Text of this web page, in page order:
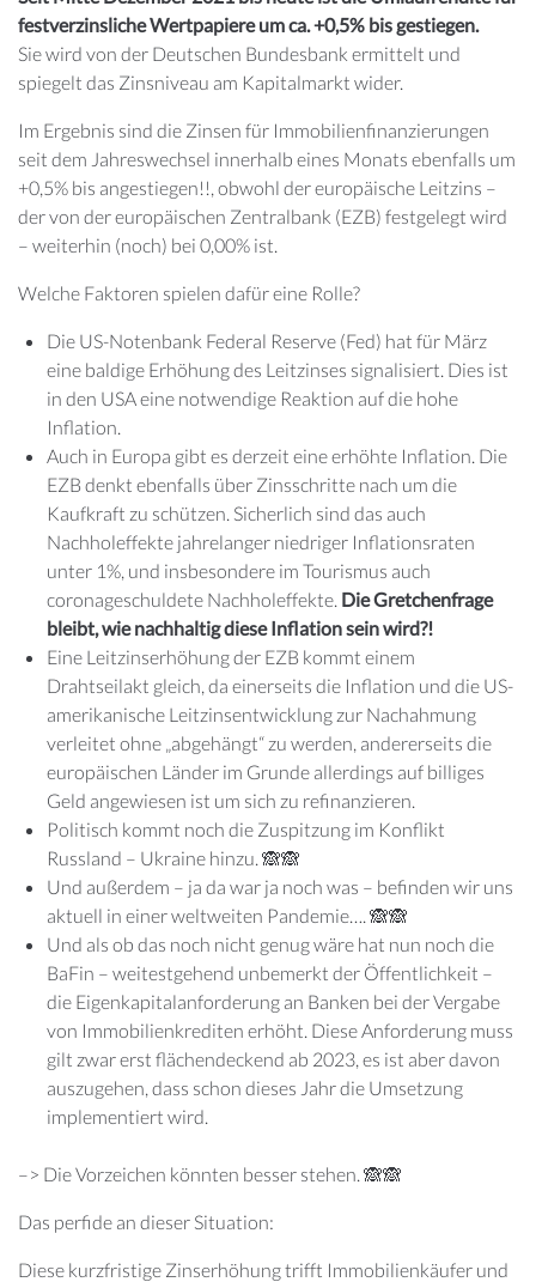
festverzinsliche Wertpapiere um ca. +0,5% bis gestiegen.
Sie wird von der Deutschen Bundesbank ermittelt und
spiegelt das Zinsniveau am Kapitalmarkt wider.
Im Ergebnis sind die Zinsen für Immobilienfinanzierungen
seit dem Jahreswechsel innerhalb eines Monats ebenfalls um
+0,5% bis angestiegen!!, obwohl der europäische Leitzins –
der von der europäischen Zentralbank (EZB) festgelegt wird
– weiterhin (noch) bei 0,00% ist.
Welche Faktoren spielen dafür eine Rolle?
Die US-Notenbank Federal Reserve (Fed) hat für März
eine baldige Erhöhung des Leitzinses signalisiert. Dies ist
in den USA eine notwendige Reaktion auf die hohe
Inflation.
Auch in Europa gibt es derzeit eine erhöhte Inflation. Die
EZB denkt ebenfalls über Zinsschritte nach um die
Kaufkraft zu schützen. Sicherlich sind das auch
Nachholeffekte jahrelanger niedriger Inflationsraten
unter 1%, und insbesondere im Tourismus auch
coronageschuldete Nachholeffekte. Die Gretchenfrage
bleibt, wie nachhaltig diese Inflation sein wird?!
Eine Leitzinserhöhung der EZB kommt einem
Drahtseilakt gleich, da einerseits die Inflation und die US-
amerikanische Leitzinsentwicklung zur Nachahmung
verleitet ohne „abgehängt“ zu werden, andererseits die
europäischen Länder im Grunde allerdings auf billiges
Geld angewiesen ist um sich zu refinanzieren.
Politisch kommt noch die Zuspitzung im Konflikt
Russland – Ukraine hinzu. 🙈🙈
Und außerdem – ja da war ja noch was – befinden wir uns
aktuell in einer weltweiten Pandemie…. 🙈🙈
Und als ob das noch nicht genug wäre hat nun noch die
BaFin – weitestgehend unbemerkt der Öffentlichkeit –
die Eigenkapitalanforderung an Banken bei der Vergabe
von Immobilienkrediten erhöht. Diese Anforderung muss
gilt zwar erst flächendeckend ab 2023, es ist aber davon
auszugehen, dass schon dieses Jahr die Umsetzung
implementiert wird.
–> Die Vorzeichen könnten besser stehen. 🙈🙈
Das perfide an dieser Situation:
Diese kurzfristige Zinserhöhung trifft Immobilienkäufer und